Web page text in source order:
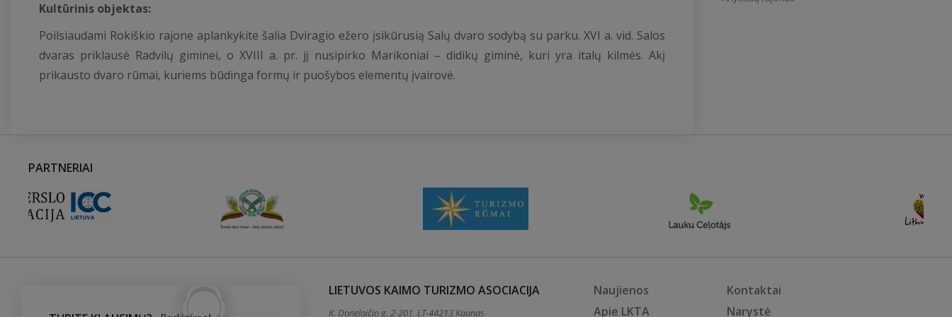
Kultūrinis objektas:
Poilsiaudami Rokiškio rajone aplankykite šalia Dviragio ežero įsikūrusią Salų dvaro sodybą su parku. XVI a. vid. Salos
dvaras priklausė Radvilų giminei, o XVIII a. pr. jį nusipirko Marikoniai – didikų giminė, kuri yra italų kilmės. Akį
prikausto dvaro rūmai, kuriems būdinga formų ir puošybos elementų įvairovė.
PARTNERIAI
LIETUVOS KAIMO TURIZMO ASOCIACIJA
K. Donelaičio g. 2-201, LT-44213 Kaunas
Naujienos
Kontaktai
Apie LKTA
Narystė